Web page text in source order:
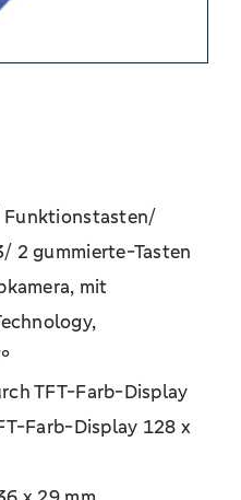
Funktionstasten/
2 gummierte-Tasten
mit
TFT-Farb-Display
Farb-Display 128 x